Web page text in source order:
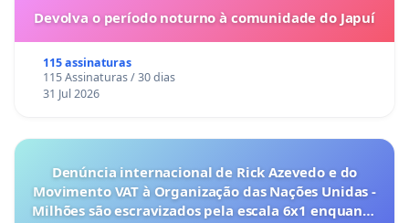
Devolva o período noturno à comunidade do Japuí
115 assinaturas
115 Assinaturas / 30 dias
31 Jul 2026
Denúncia internacional de Rick Azevedo e do
Movimento VAT à Organização das Nações Unidas -
Milhões são escravizados pela escala 6x1 enquanto